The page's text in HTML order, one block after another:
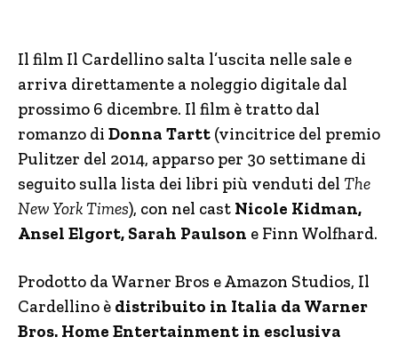
Il film Il Cardellino salta l’uscita nelle sale e
arriva direttamente a noleggio digitale dal
prossimo 6 dicembre. Il film è tratto dal
romanzo di Donna Tartt (vincitrice del premio
Pulitzer del 2014, apparso per 30 settimane di
seguito sulla lista dei libri più venduti del The
New York Times), con nel cast Nicole Kidman,
Ansel Elgort, Sarah Paulson e Finn Wolfhard.
Prodotto da Warner Bros e Amazon Studios, Il
Cardellino è distribuito in Italia da Warner
Bros. Home Entertainment in esclusiva